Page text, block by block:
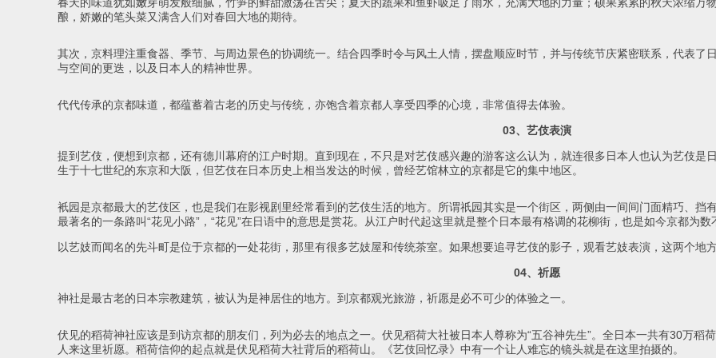
酿，娇嫩的笔头菜又满含人们对春回大地的期待。
其次，京料理注重食器、季节、与周边景色的协调统一。结合四季时令与风土人情，摆盘顺应时节，并与传统节庆紧密联系，代表了
与空间的更迭，以及日本人的精神世界。
代代传承的京都味道，都蕴蓄着古老的历史与传统，亦饱含着京都人享受四季的心境，非常值得去体验。
03、艺伎表演
提到艺伎，便想到京都，还有德川幕府的江户时期。直到现在，不只是对艺伎感兴趣的游客这么认为，就连很多日本人也认为艺伎是
生于十七世纪的东京和大阪，但艺伎在日本历史上相当发达的时候，曾经艺馆林立的京都是它的集中地区。
衹园是京都最大的艺伎区，也是我们在影视剧里经常看到的艺伎生活的地方。所谓祇园其实是一个街区，两侧由一间间门面精巧、挡
最著名的一条路叫“花见小路”，“花见”在日语中的意思是赏花。从江户时代起这里就是整个日本最有格调的花柳街，也是如今京都为
以艺妓而闻名的先斗町是位于京都的一处花街，那里有很多艺妓屋和传统茶室。如果想要追寻艺伎的影子，观看艺妓表演，这两个地
04、祈愿
神社是最古老的日本宗教建筑，被认为是神居住的地方。到京都观光旅游，祈愿是必不可少的体验之一。
伏见的稻荷神社应该是到访京都的朋友们，列为必去的地点之一。伏见稻荷大社被日本人尊称为“五谷神先生”。全日本一共有30万稻
人来这里祈愿。稻荷信仰的起点就是伏见稻荷大社背后的稻荷山。《艺伎回忆录》中有一个让人难忘的镜头就是在这里拍摄的。